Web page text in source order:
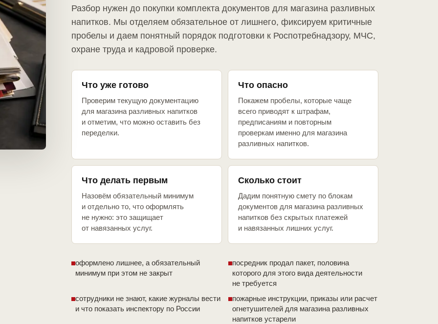
Разбор нужен до покупки комплекта документов для магазина разливных
напитков. Мы отделяем обязательное от лишнего, фиксируем критичные
пробелы и даем понятный порядок подготовки к Роспотребнадзору, МЧС,
охране труда и кадровой проверке.
Что уже готово
Проверим текущую документацию
для магазина разливных напитков
и отметим, что можно оставить без
переделки.
Что опасно
Покажем пробелы, которые чаще
всего приводят к штрафам,
предписаниям и повторным
проверкам именно для магазина
разливных напитков.
Что делать первым
Назовём обязательный минимум
и отдельно то, что оформлять
не нужно: это защищает
от навязанных услуг.
Сколько стоит
Дадим понятную смету по блокам
документов для магазина разливных
напитков без скрытых платежей
и навязанных лишних услуг.
оформлено лишнее, а обязательный
минимум при этом не закрыт
посредник продал пакет, половина
которого для этого вида деятельности
не требуется
сотрудники не знают, какие журналы вести
и что показать инспектору по России
пожарные инструкции, приказы или расчет
огнетушителей для магазина разливных
напитков устарели